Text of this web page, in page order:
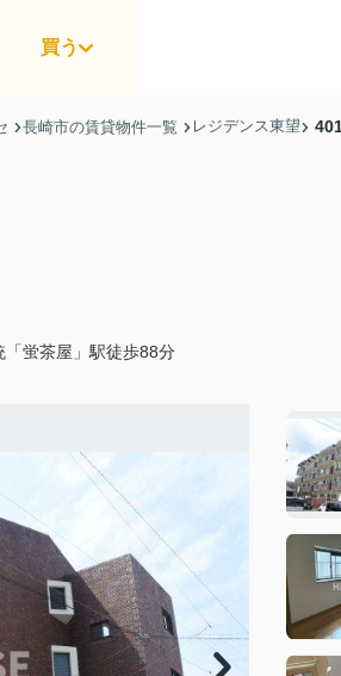
買う
長崎市の賃貸物件一覧 レジデンス東望
蛍茶屋」駅徒歩88分